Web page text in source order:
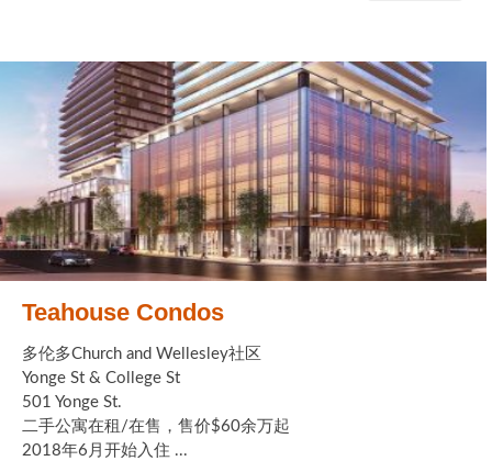
Teahouse Condos
多伦多Church and Wellesley社区
Yonge St & College St
501 Yonge St.
二手公寓在租/在售，售价$60余万起
2018年6月开始入住 ...